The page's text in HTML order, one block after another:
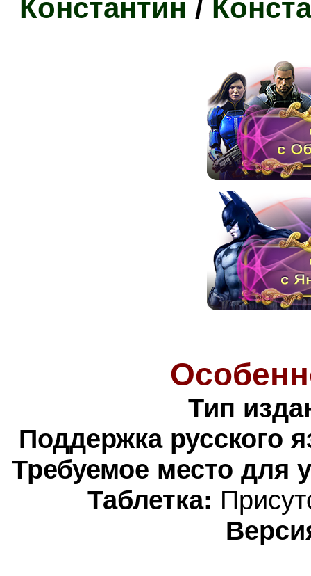
Константин /
Тип
Поддержка русского
Требуемое место для
Таблетка: